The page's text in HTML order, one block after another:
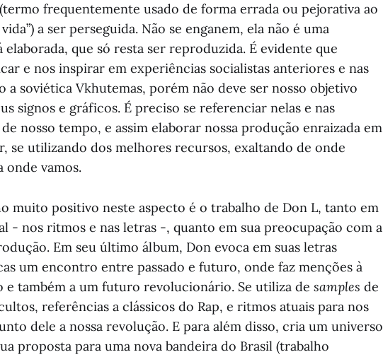
frequentemente usado de forma errada ou pejorativa ao
a ser perseguida. Não se enganem, ela não é uma
elaborada, que só resta ser reproduzida. É evidente que
e nos inspirar em experiências socialistas anteriores e nas
a soviética Vkhutemas, porém não deve ser nosso objetivo
signos e gráficos. É preciso se referenciar nelas e nas
nosso tempo, e assim elaborar nossa produção enraizada em
se utilizando dos melhores recursos, exaltando de onde
onde vamos.
muito positivo neste aspecto é o trabalho de Don L, tanto em
- nos ritmos e nas letras -, quanto em sua preocupação com a
Em seu último álbum, Don evoca em suas letras
um encontro entre passado e futuro, onde faz menções à
e também a um futuro revolucionário. Se utiliza de samples de
referências a clássicos do Rap, e ritmos atuais para nos
dele a nossa revolução. E para além disso, cria um universo
proposta para uma nova bandeira do Brasil (trabalho